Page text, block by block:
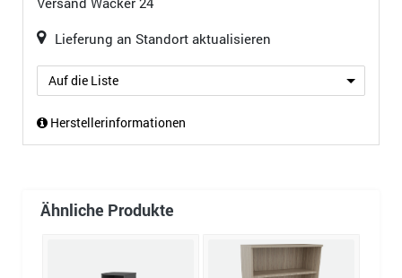
Lieferung an Standort aktualisieren
Auf die Liste
Herstellerinformationen
Ähnliche Produkte